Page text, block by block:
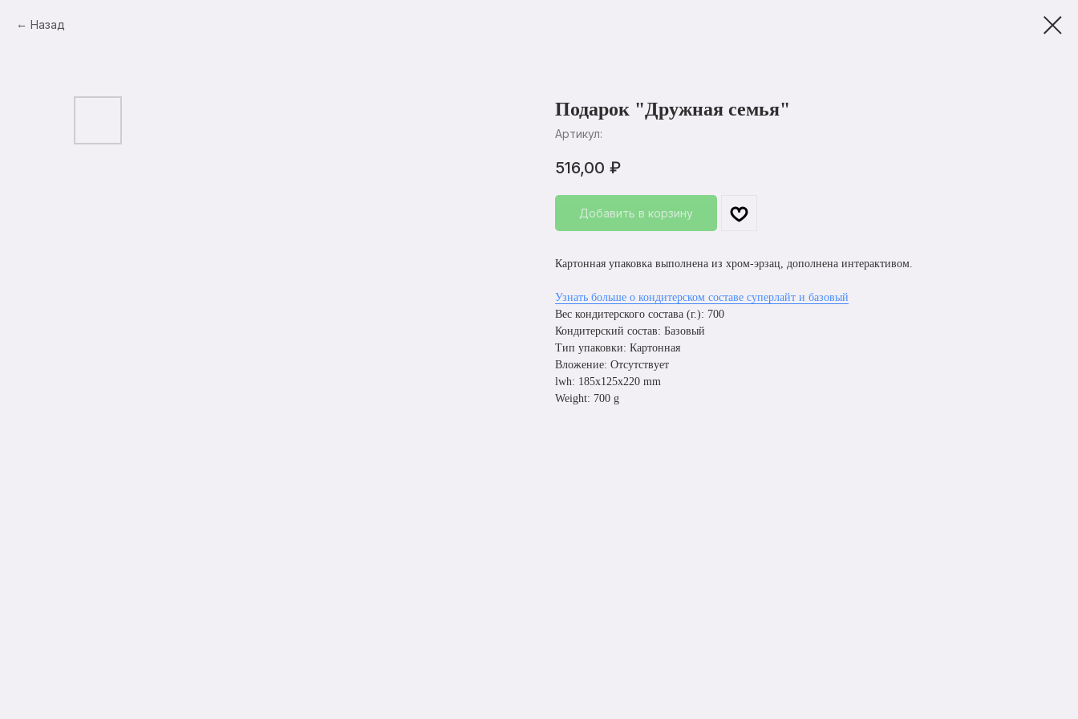
Назад
Подарок "Дружная семья"
Артикул:
516,00 ₽
Добавить в корзину
Картонная упаковка выполнена из хром-эрзац, дополнена интерактивом.
Узнать больше о кондитерском составе суперлайт и базовый
Вес кондитерского состава (г.): 700
Кондитерский состав: Базовый
Тип упаковки: Картонная
Вложение: Отсутствует
lwh: 185x125x220 mm
Weight: 700 g